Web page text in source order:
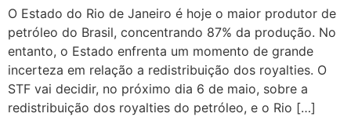
O Estado do Rio de Janeiro é hoje o maior produtor de
petróleo do Brasil, concentrando 87% da produção. No
entanto, o Estado enfrenta um momento de grande
incerteza em relação a redistribuição dos royalties. O
STF vai decidir, no próximo dia 6 de maio, sobre a
redistribuição dos royalties do petróleo, e o Rio […]